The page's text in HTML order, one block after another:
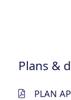
Plans &
PLAN